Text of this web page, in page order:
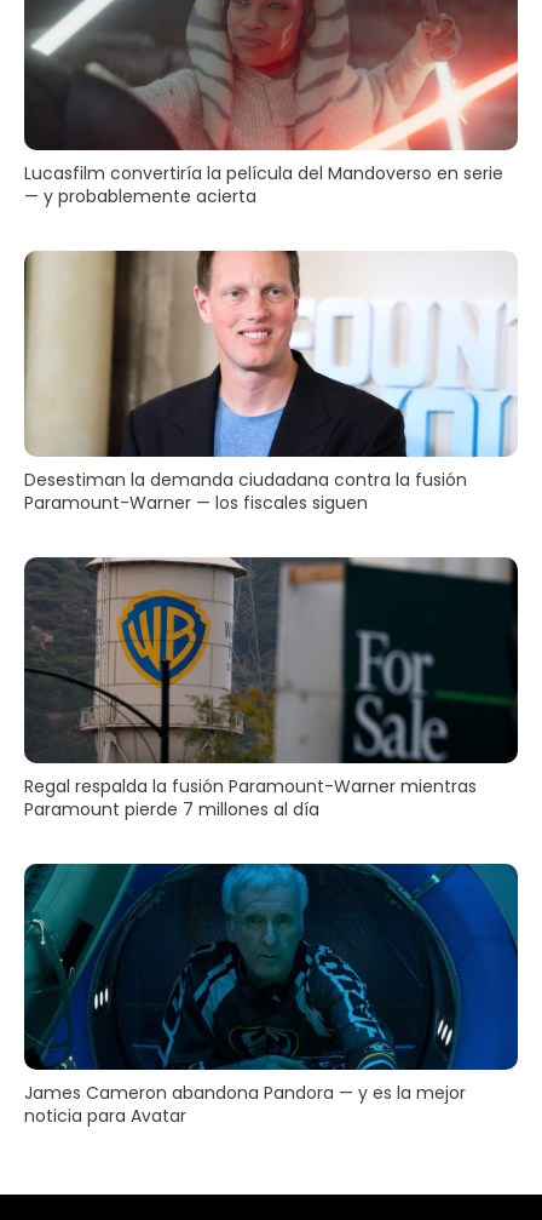
Lucasfilm convertiría la película del Mandoverso en serie
— y probablemente acierta
Desestiman la demanda ciudadana contra la fusión
Paramount-Warner — los fiscales siguen
Regal respalda la fusión Paramount-Warner mientras
Paramount pierde 7 millones al día
James Cameron abandona Pandora — y es la mejor
noticia para Avatar